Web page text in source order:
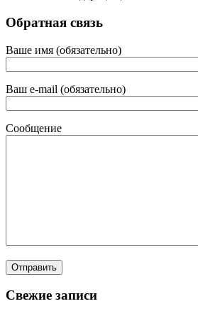
Обратная связь
Ваше имя (обязательно)
Ваш e-mail (обязательно)
Сообщение
Свежие записи